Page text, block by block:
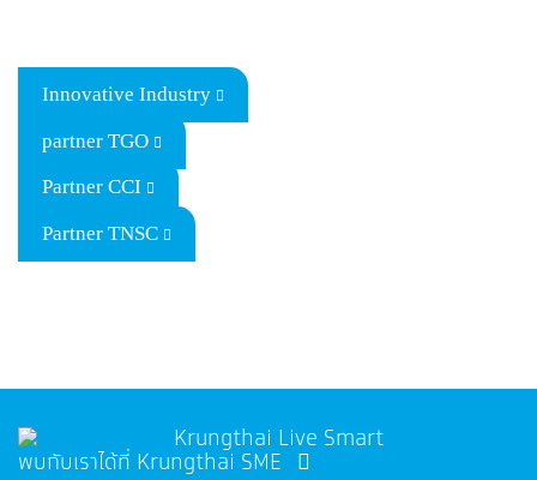
Innovative Industry
partner TGO
Partner CCI
Partner TNSC
พบกับเราได้ที่ Krungthai SME